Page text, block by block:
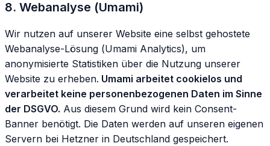
8. Webanalyse (Umami)
Wir nutzen auf unserer Website eine selbst gehostete
Webanalyse-Lösung (Umami Analytics), um
anonymisierte Statistiken über die Nutzung unserer
Website zu erheben. Umami arbeitet cookielos und
verarbeitet keine personenbezogenen Daten im Sinne
der DSGVO. Aus diesem Grund wird kein Consent-
Banner benötigt. Die Daten werden auf unseren eigenen
Servern bei Hetzner in Deutschland gespeichert.